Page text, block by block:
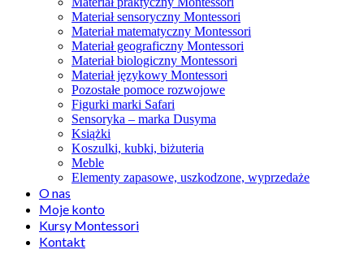
Materiał sensoryczny Montessori
Materiał matematyczny Montessori
Materiał geograficzny Montessori
Materiał biologiczny Montessori
Materiał językowy Montessori
Pozostałe pomoce rozwojowe
Figurki marki Safari
Sensoryka – marka Dusyma
Książki
Koszulki, kubki, biżuteria
Meble
Elementy zapasowe, uszkodzone, wyprzedaże
O nas
Moje konto
Kursy Montessori
Kontakt